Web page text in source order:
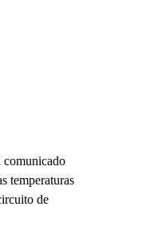
comunicado
temperaturas
de